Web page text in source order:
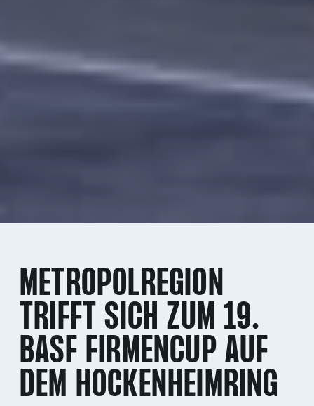
METROPOLREGION
TRIFFT SICH ZUM 19.
BASF FIRMENCUP AUF
DEM HOCKENHEIMRING